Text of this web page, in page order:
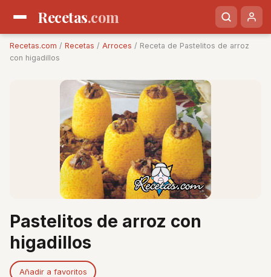
Recetas.com
Recetas.com / Recetas / Arroces / Receta de Pastelitos de arroz
con higadillos
Pastelitos de arroz con
higadillos
Añadir a favoritos